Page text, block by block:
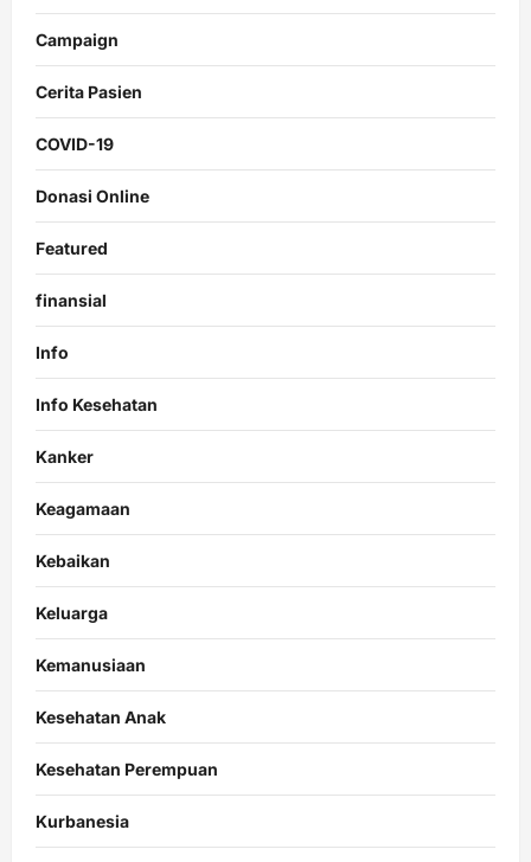
Campaign
Cerita Pasien
COVID-19
Donasi Online
Featured
finansial
Info
Info Kesehatan
Kanker
Keagamaan
Kebaikan
Keluarga
Kemanusiaan
Kesehatan Anak
Kesehatan Perempuan
Kurbanesia